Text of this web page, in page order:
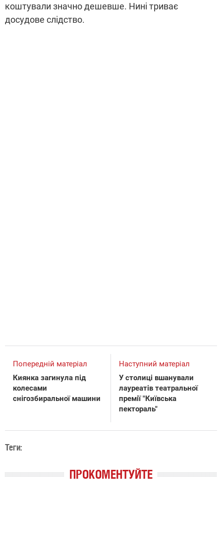
коштували значно дешевше. Нині триває
досудове слідство.
Попередній матеріал
Киянка загинула під
колесами
снігозбиральної машини
Наступний матеріал
У столиці вшанували
лауреатів театральної
премії "Київська
пектораль"
Теги:
ПРОКОМЕНТУЙТЕ